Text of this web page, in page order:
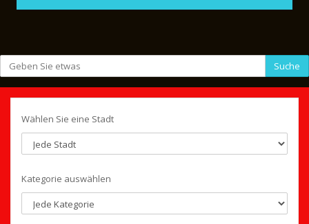
Suche
Wählen Sie eine Stadt
Kategorie auswählen